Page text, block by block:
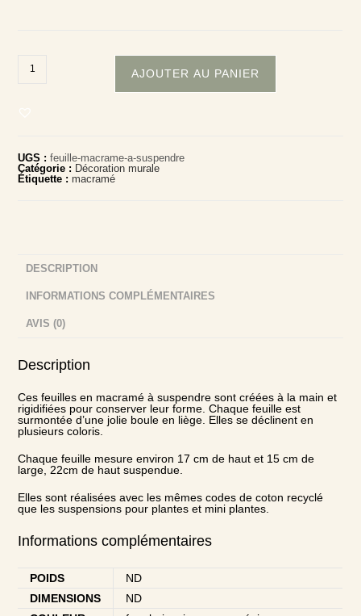
AJOUTER AU PANIER
UGS :feuille-macrame-a-suspendre
Catégorie : Décoration murale
Étiquette :macramé
DESCRIPTION
INFORMATIONS COMPLÉMENTAIRES
AVIS (0)
Description
Ces feuilles en macramé à suspendre sont créées à la main et
rigidifiées pour conserver leur forme. Chaque feuille est
surmontée d’une jolie boule en liège. Elles se déclinent en
plusieurs coloris.
Chaque feuille mesure environ 17 cm de haut et 15 cm de
large, 22cm de haut suspendue.
Elles sont réalisées avec les mêmes codes de coton recyclé
que lessuspensions pour plantes et mini plantes
Informations complémentaires
POIDS
ND
DIMENSIONS
ND